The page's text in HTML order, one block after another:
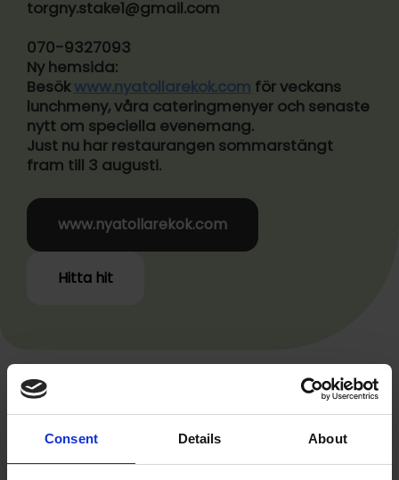
Consent Details About
torgny.stake1@gmail.com
070-9327093
Ny hemsida:
Besökwww.nyatollarekok.com för veckans
lunchmeny, våra cateringmenyer och senaste
nytt om speciella evenemang.
Just nu har restaurangen sommarstängt
fram till 3 augusti.
www.nyatollarekok.com
Hitta hit